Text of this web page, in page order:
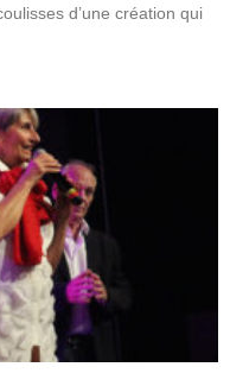
d’une création qui